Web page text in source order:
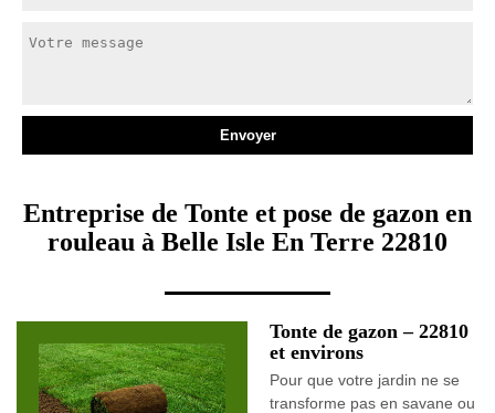
Entreprise de Tonte et pose de gazon en
rouleau à Belle Isle En Terre 22810
Tonte de gazon – 22810
et environs
Pour que votre jardin ne se
transforme pas en savane ou